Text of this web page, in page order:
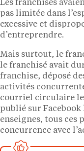
Les franchisés
pas limitée dans
excessive et
d’entreprendre.
Mais surtout, le
le franchisé avait
franchise, déposé
activités
courriel circulaire
publié sur
enseignes, tous ces
concurrence avec